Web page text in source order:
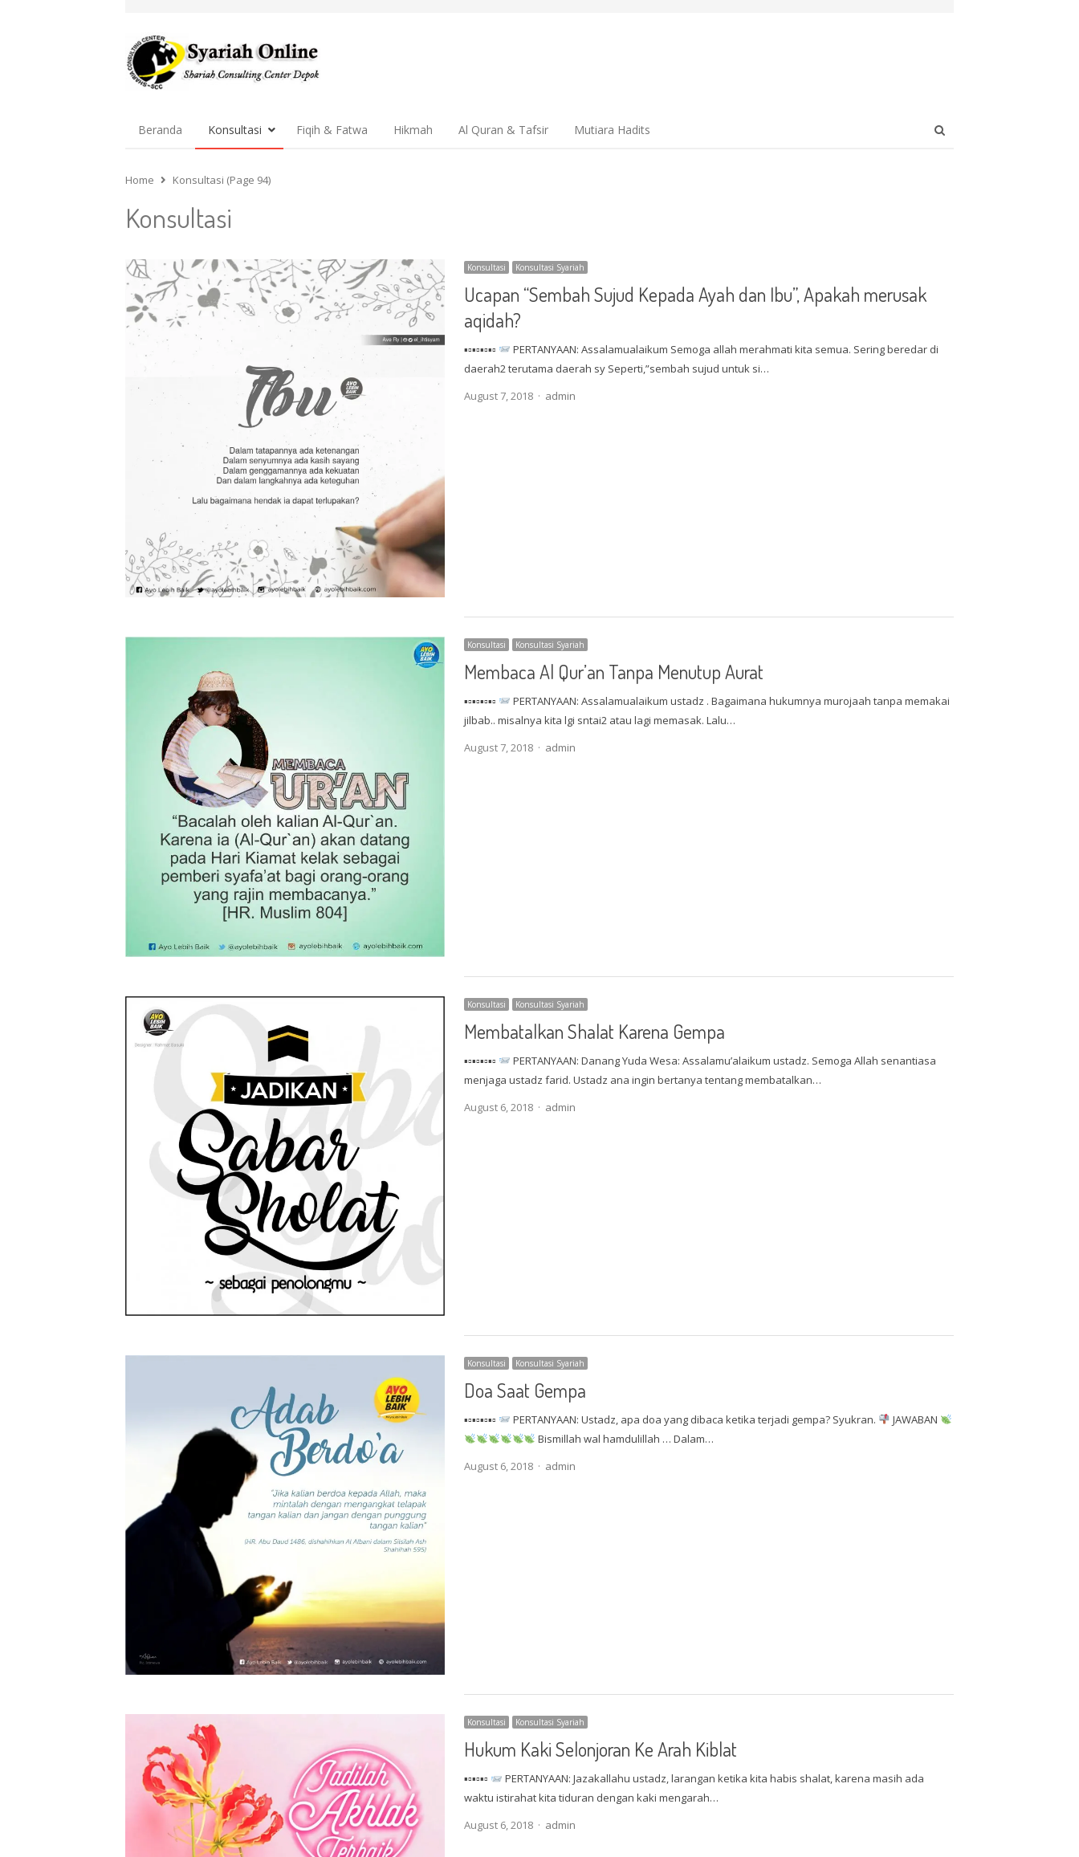
Beranda Konsultasi Fiqih & Fatwa Hikmah Al Quran & Tafsir Mutiara Hadits
Home
Konsultasi (Page 94)
Konsultasi
Konsultasi Konsultasi Syariah
Ucapan “Sembah Sujud Kepada Ayah dan Ibu”, Apakah merusak
aqidah?
▪▫▪▫▪▫▪▫
PERTANYAAN: Assalamualaikum Semoga allah merahmati kita semua. Sering beredar di
daerah2 terutama daerah sy Seperti,”sembah sujud untuk si…
August 7, 2018
Author
admin
Konsultasi Konsultasi Syariah
Membaca Al Qur’an Tanpa Menutup Aurat
▪▫▪▫▪▫▪▫
PERTANYAAN: Assalamualaikum ustadz . Bagaimana hukumnya murojaah tanpa memakai
jilbab.. misalnya kita lgi sntai2 atau lagi memasak. Lalu…
August 7, 2018
Author
admin
Konsultasi Konsultasi Syariah
Membatalkan Shalat Karena Gempa
▪▫▪▫▪▫▪▫
PERTANYAAN: Danang Yuda Wesa: Assalamu’alaikum ustadz. Semoga Allah senantiasa
menjaga ustadz farid. Ustadz ana ingin bertanya tentang membatalkan…
August 6, 2018
Author
admin
Konsultasi Konsultasi Syariah
Doa Saat Gempa
▪▫▪▫▪▫▪▫ PERTANYAAN: Ustadz, apa doa yang dibaca ketika terjadi gempa? Syukran.
JAWABAN
Bismillah wal hamdulillah … Dalam…
August 6, 2018
Author
admin
Konsultasi Konsultasi Syariah
Hukum Kaki Selonjoran Ke Arah Kiblat
▪▫▪▫▪▫
PERTANYAAN: Jazakallahu ustadz, larangan ketika kita habis shalat, karena masih ada
waktu istirahat kita tiduran dengan kaki mengarah…
August 6, 2018
Author
admin